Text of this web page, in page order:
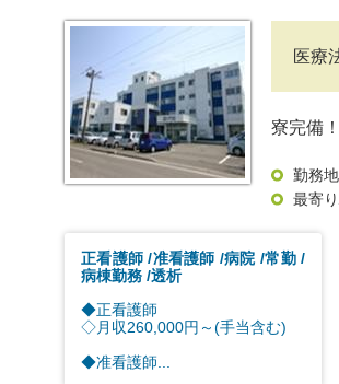
医療
寮完備
勤務地
最寄
正看護師 准看護師 病院 常勤
病棟勤務 透析
◆正看護師
◇月収260,000円～(手当含む)
◆准看護師...